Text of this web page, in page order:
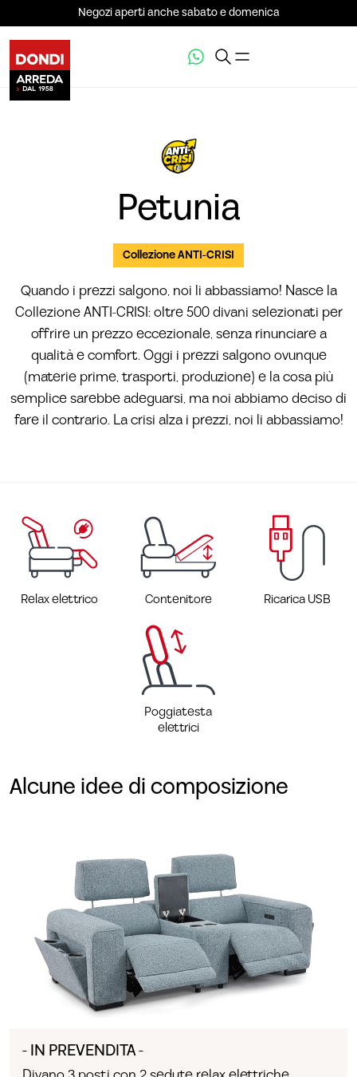
Negozi aperti anche sabato e domenica
VEDI LA GALLERIA (8)
Petunia
Collezione ANTI-CRISI
Quando i prezzi salgono, noi li abbassiamo! Nasce la
Collezione ANTI-CRISI: oltre 500 divani selezionati per
offrire un prezzo eccezionale, senza rinunciare a
qualità e comfort. Oggi i prezzi salgono ovunque
(materie prime, trasporti, produzione) e la cosa più
semplice sarebbe adeguarsi, ma noi abbiamo deciso di
fare il contrario. La crisi alza i prezzi, noi li abbassiamo!
Relax elettrico Contenitore Ricarica USB
Poggiatesta
elettrici
Alcune idee di composizione
- IN PREVENDITA -